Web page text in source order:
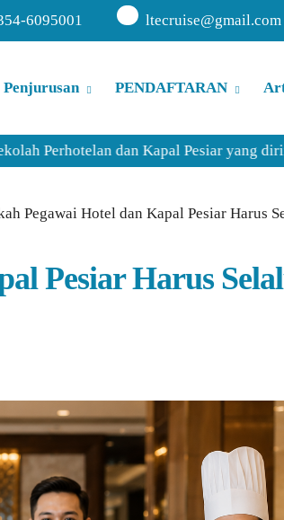
6095001 ltecruise@gmail.com
Penjurusan PENDAFTARAN
dan Kapal Pesiar yang dirintis
Pegawai Hotel dan Kapal Pesiar Harus
Pesiar Harus